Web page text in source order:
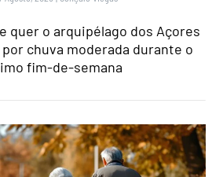
quer o arquipélago dos Açores
chuva moderada durante o
fim-de-semana